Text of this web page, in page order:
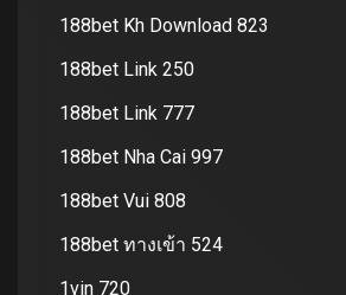
188bet Kh Download 823
188bet Link 250
188bet Link 777
188bet Nha Cai 997
188bet Vui 808
188bet ทางเข้า 524
1vin 720